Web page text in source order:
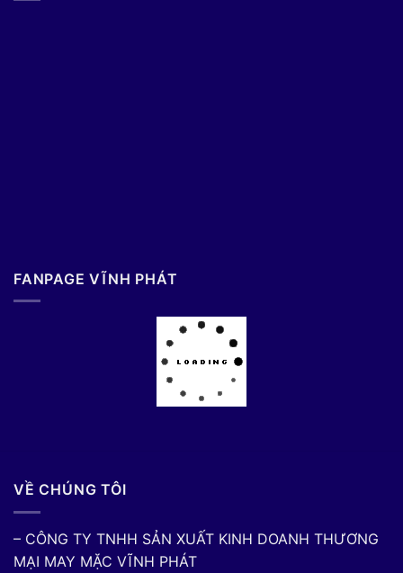
FANPAGE VĨNH PHÁT
VỀ CHÚNG TÔI
– CÔNG TY TNHH SẢN XUẤT KINH DOANH THƯƠNG
MẠI MAY MẶC VĨNH PHÁT